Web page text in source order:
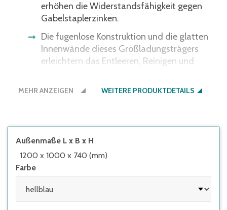
erhöhen die Widerstandsfähigkeit gegen
Gabelstaplerzinken.
Die fugenlose Konstruktion und die glatten
Innenwände dieses Großladungsträgers
erleichtern das Entleeren, Reinigen und
CB3 hat einen Temperaturbereich von -30
Chemikalien und Reinigungsmittel.
integrierte Stapelnasen an den Außenecken
geben gestapelten Palettenboxen sicheren
einstückig gespritzte Box mit 3 Kufen, die
besonders robust ist
MEHR ANZEIGEN WEITERE PRODUKTDETAILS
Außenmaße L x B x H
1200 x 1000 x 740 (mm)
Farbe